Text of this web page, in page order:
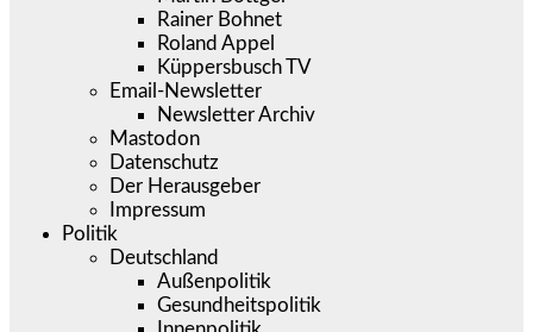
Rainer Bohnet
Roland Appel
Küppersbusch TV
Email-Newsletter
Newsletter Archiv
Mastodon
Datenschutz
Der Herausgeber
Impressum
Politik
Deutschland
Außenpolitik
Gesundheitspolitik